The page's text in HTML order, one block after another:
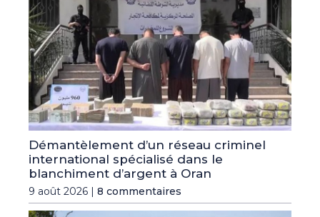
Démantèlement d’un réseau criminel
international spécialisé dans le
blanchiment d’argent à Oran
9 août 2026 | 8 commentaires